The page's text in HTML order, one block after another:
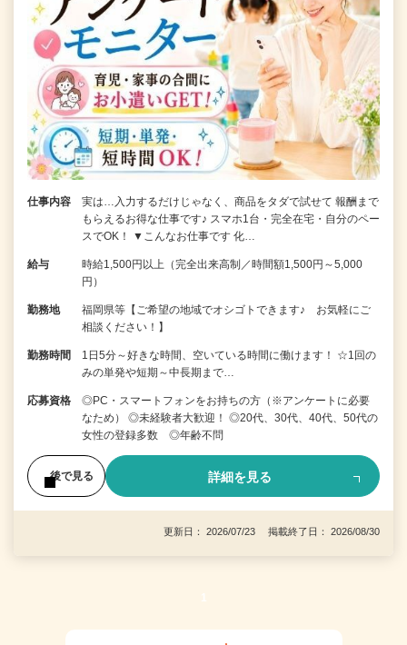
仕事内容
実は…入力するだけじゃなく、商品をタダで試せて 報酬まで
もらえるお得な仕事です♪ スマホ1台・完全在宅・自分のペー
スでOK！ ▼こんなお仕事です 化…
給与
時給1,500円以上（完全出来高制／時間額1,500円～5,000
円）
勤務地
福岡県等【ご希望の地域でオシゴトできます♪ お気軽にご
相談ください！】
勤務時間
1日5分～好きな時間、空いている時間に働けます！ ☆1回の
みの単発や短期～中長期まで…
応募資格
◎PC・スマートフォンをお持ちの方（※アンケートに必要
なため） ◎未経験者大歓迎！ ◎20代、30代、40代、50代の
女性の登録多数 ◎年齢不問
後で見る 詳細を見る
更新日： 2026/07/23 掲載終了日： 2026/08/30
1